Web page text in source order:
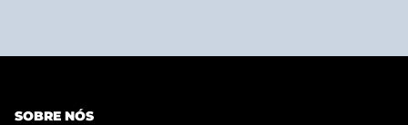
SOBRE NÓS